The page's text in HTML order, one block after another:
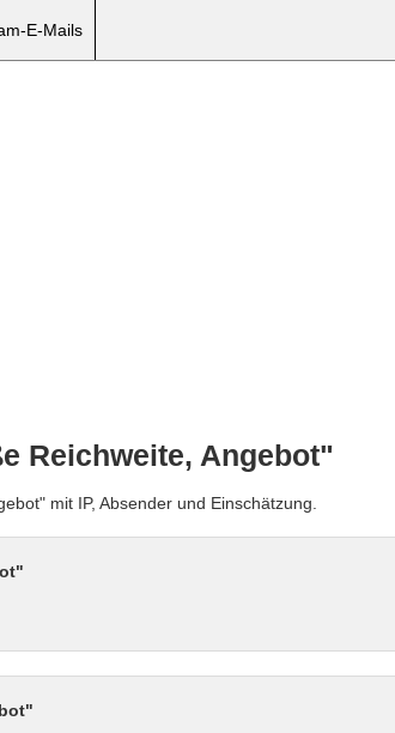
E-Mails
Reichweite, Angebot"
mit IP, Absender und Einschätzung.